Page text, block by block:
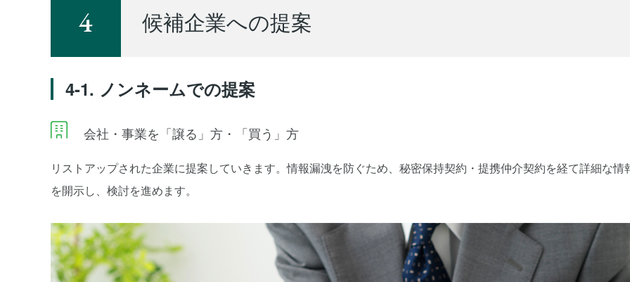
4 候補企業への提案
4-1. ノンネームでの提案
会社・事業を「譲る」方・「買う」方
リストアップされた企業に提案していきます。情報漏洩を防ぐため、秘密保持契約・提携仲介契約を経て詳細な情
を開示し、検討を進めます。